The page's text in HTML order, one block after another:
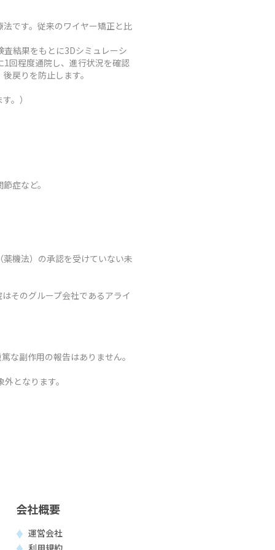
です。従来のワイヤー矯正と比
結果をもとに3Dシミュレーシ
1回程度通院し、進行状況を確認
戻りを防止します。
。）
症など。
機法）の承認を受けていない未
そのグループ会社であるアライ
な副作用の報告はありません。
となります。
会社概要
運営会社